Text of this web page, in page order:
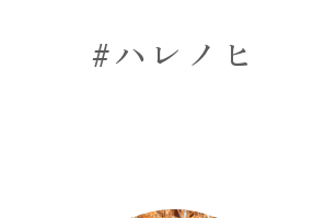
#ハレノヒ